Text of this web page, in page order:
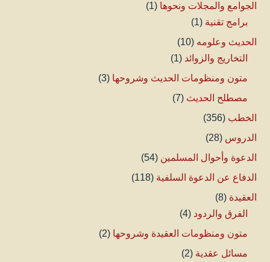
الجوامع والمجلات ونحوها (1)
برامج تقنية (1)
الحديث وعلومه (10)
التخاريج والزوائد (1)
متون ومنظومات الحديث وشروحها (3)
مصطلح الحديث (7)
الخطب (356)
الدروس (28)
الدعوة وأحوال المسلمين (54)
الدفاع عن الدعوة السلفية (118)
العقيدة (8)
الفرق والردود (4)
متون ومنظومات العقيدة وشروحها (2)
مسائل عقدية (2)